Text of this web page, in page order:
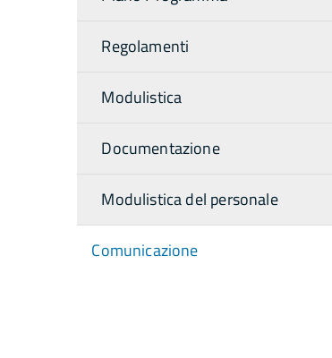
Regolamenti
Modulistica
Documentazione
Modulistica del personale
Comunicazione